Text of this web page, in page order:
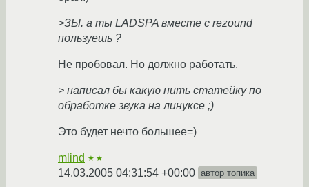
>ЗЫ. а ты LADSPA вместе с rezound
пользуешь ?
Не пробовал. Но должно работать.
> написал бы какую нить статейку по
обработке звука на линуксе ;)
Это будет нечто большее=)
mlind ★★
14.03.2005 04:31:54 +00:00 автор топика